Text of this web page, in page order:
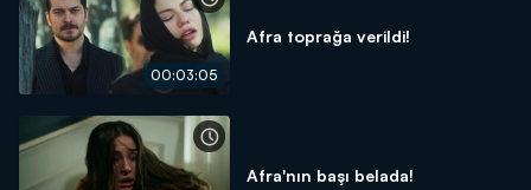
00:03:05
Afra toprağa verildi!
Afra'nın başı belada!